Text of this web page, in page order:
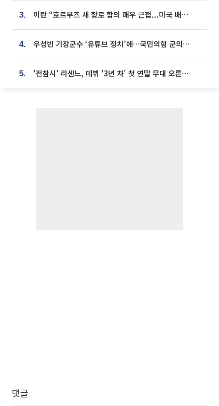
3. 이란 “호르무즈 새 항로 합의 매우 근접...미국 배상 먼저”
4. 우성빈 기장군수 ‘유튜브 정치’에…국민의힘 군의원들 집단 반발
5. '전참시' 리센느, 데뷔 '3년 차' 첫 연말 무대 오른다⋯"그동안 섭외 안 와"
댓글